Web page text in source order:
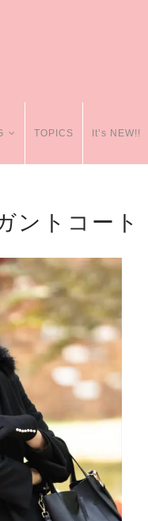
TOPICS It’s NEW!!
ントコート